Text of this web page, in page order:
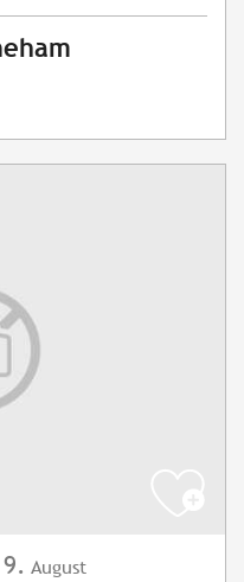
9. August